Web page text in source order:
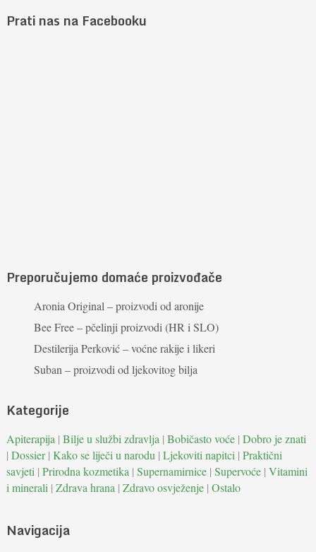
Prati nas na Facebooku
Preporučujemo domaće proizvođače
Aronia Original – proizvodi od aronije
Bee Free – pčelinji proizvodi (HR i SLO)
Destilerija Perković – voćne rakije i likeri
Suban – proizvodi od ljekovitog bilja
Kategorije
Apiterapija | Bilje u službi zdravlja | Bobičasto voće| Dobro je znati
| Dossier| Kako se liječi u narodu | Ljekoviti napitci | Praktični
savjeti | Prirodna kozmetika | Supernamirnice| Supervoće| Vitamini
i minerali | Zdrava hrana | Zdravo osvježenje| Ostalo
Navigacija